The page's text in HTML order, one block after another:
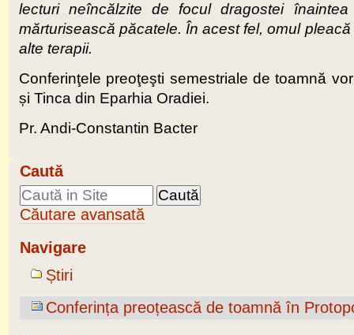
lecturi neîncălzite de focul dragostei
mărturisească păcatele. În acest fel, omul
alte terapii.
Conferinţele preoţeşti semestriale de toamnă
și Tinca din Eparhia Oradiei.
Pr. Andi-Constantin Bacter
Caută
Căutare avansată
Navigare
Știri
Conferința preoțească de toamnă în